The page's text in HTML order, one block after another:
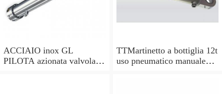
ACCIAIO inox GL
PILOTA azionata valvola di
TTMartinetto a bottiglia 12t
uso pneumatico manuale